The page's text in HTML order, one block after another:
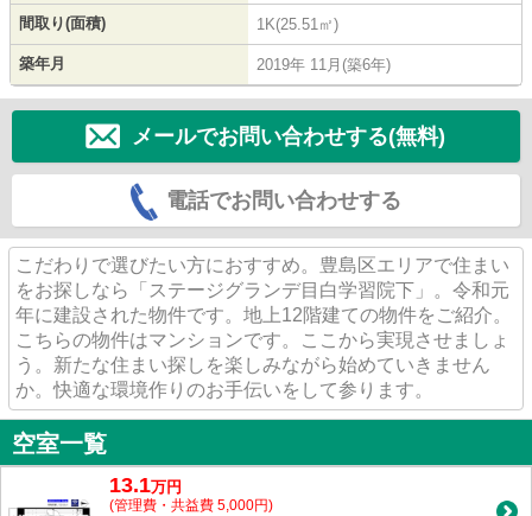
間取り(面積) 1K(25.51㎡)
築年月 2019年 11月(築6年)
メールでお問い合わせする(無料)
電話でお問い合わせする
こだわりで選びたい方におすすめ。豊島区エリアで住まい
をお探しなら「ステージグランデ目白学習院下」。令和元
年に建設された物件です。地上12階建ての物件をご紹介。
こちらの物件はマンションです。ここから実現させましょ
う。新たな住まい探しを楽しみながら始めていきません
か。快適な環境作りのお手伝いをして参ります。
空室一覧
13.1万円
(管理費・共益費 5,000円)